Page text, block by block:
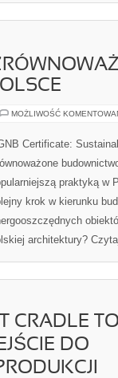
MOŻLIWOŚĆ
Certificate:
praktyką w
krok w kierunku
architektury?
CRADLE
DO